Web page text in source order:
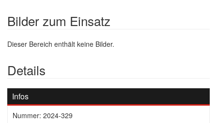
Bilder zum Einsatz
Dieser Bereich enthält keine Bilder.
Details
Infos
Nummer: 2024-329